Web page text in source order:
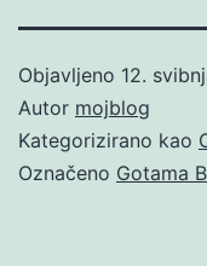
Objavljeno 12.
Autor mojblog
Kategorizirano kao
Označeno Gotama